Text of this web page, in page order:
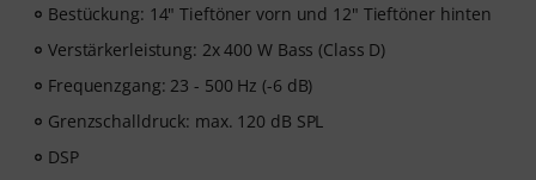
Bestückung: 14" Tieftöner vorn und 12" Tieftöner hinten
Verstärkerleistung: 2x 400 W Bass (Class D)
Frequenzgang: 23 - 500 Hz (-6 dB)
Grenzschalldruck: max. 120 dB SPL
DSP